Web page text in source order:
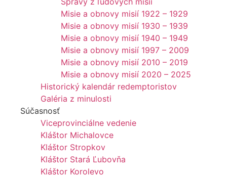
Misie a obnovy misií 1922 – 1929
Misie a obnovy misií 1930 – 1939
Misie a obnovy misií 1940 – 1949
Misie a obnovy misií 1997 – 2009
Misie a obnovy misií 2010 – 2019
Misie a obnovy misií 2020 – 2025
Historický kalendár redemptoristov
Galéria z minulosti
Súčasnosť
Viceprovinciálne vedenie
Kláštor Michalovce
Kláštor Stropkov
Kláštor Stará Ľubovňa
Kláštor Korolevo